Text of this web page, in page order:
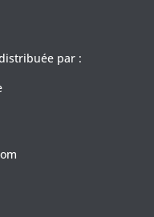
par :